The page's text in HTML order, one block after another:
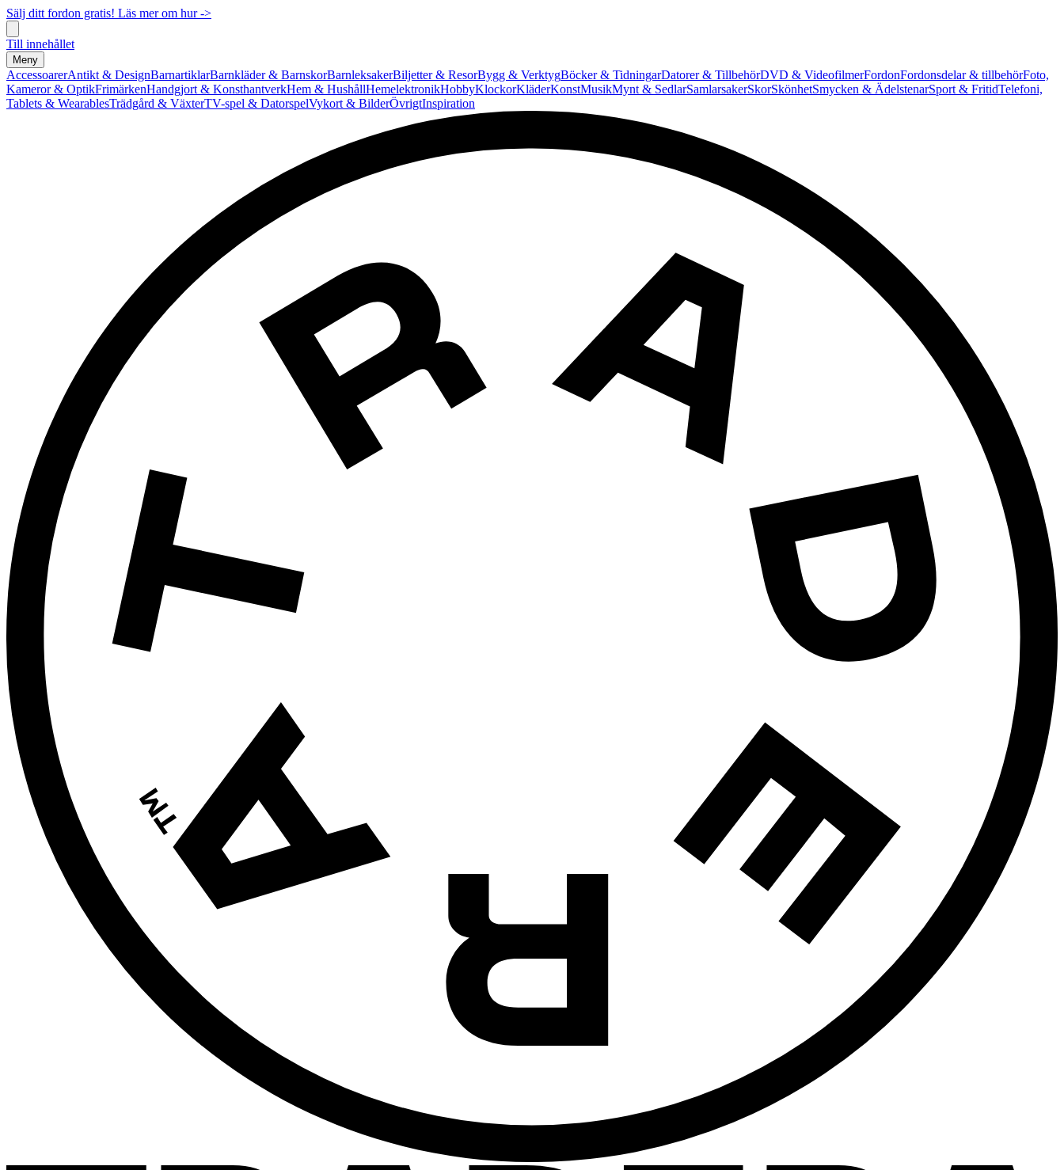
Sälj ditt fordon gratis! Läs mer om hur ->
Till innehållet
Meny
AccessoarerAntikt & DesignBarnartiklarBarnkläder & BarnskorBarnleksakerBiljetter & ResorBygg & VerktygBöcker & TidningarDatorer & TillbehörDVD & VideofilmerFordonFordonsdelar & tillbehörFoto,
Kameror & OptikFrimärkenHandgjort & KonsthantverkHem & HushållHemelektronikHobbyKlockorKläderKonstMusikMynt & SedlarSamlarsakerSkorSkönhetSmycken & ÄdelstenarSport & FritidTelefoni,
Tablets & WearablesTrädgård & VäxterTV-spel & DatorspelVykort & BilderÖvrigtInspiration